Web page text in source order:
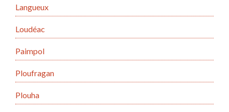
Langueux
Loudéac
Paimpol
Ploufragan
Plouha